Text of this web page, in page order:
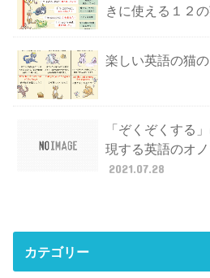
きに使える１２
楽しい英語の猫
「ぞくぞくする
現する英語のオ
2021.07.28
カテゴリー